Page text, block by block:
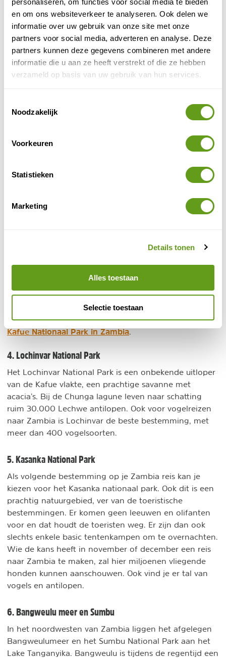
en om ons websiteverkeer te analyseren. Ook delen we
informatie over uw gebruik van onze site met onze
partners voor social media, adverteren en analyse. Deze
partners kunnen deze gegevens combineren met andere
informatie die u aan ze heeft verstrekt of die ze hebben
verzameld op basis van uw gebruik van hun services.
Noodzakelijk
Voorkeuren
Statistieken
Marketing
Details tonen
Alles toestaan
Selectie toestaan
savanne tot wouden. De hoofdrivier (de Kafue) en de
vele zijrivieren zijn een trekpleister voor wild en vogels.
Er komen vooral veel leeuwen, luipaarden en cheetah's
voor.
Kafue
night drives, wandelsafari’s als boottochten
game drives gedurende die maanden in het
nabijgelegen Game Management Area georganiseerd.
Kafue National Park is per auto of vliegtuig bereikbaar
vanuit Lusaka. Lees alles over de natuur en safari's in
Kafue Nationaal Park in Zambia.
4. Lochinvar National Park
Het Lochinvar National Park is een onbekende uitloper
van de Kafue vlakte, een prachtige savanne met
acacia’s. Bij de Chunga lagune leven naar schatting
ruim 30.000 Lechwe antilopen. Ook voor vogelreizen
naar Zambia is Lochinvar de beste bestemming, met
meer dan 400 vogelsoorten.
5. Kasanka National Park
Als volgende bestemming op je Zambia reis kan je
kiezen voor het Kasanka nationaal park. Ook dit is een
prachtig natuurgebied, ver van de toeristische
bestemmingen. Er komen geen leeuwen en olifanten
voor en dat houdt de toeristen weg. Er zijn dan ook
slechts enkele basic tentenkampen om te overnachten.
Wie de kans heeft in november of december een reis
naar Zambia te maken, zal hier miljoenen vliegende
honden kunnen aanschouwen. Ook vind je er tal van
vogels en antilopen.
6. Bangweulu meer en Sumbu
In het noordwesten van Zambia liggen het afgelegen
Bangweulumeer en het Sumbu National Park aan het
Lake Tanganyika. Bangweulu is tijdens de regentijd een